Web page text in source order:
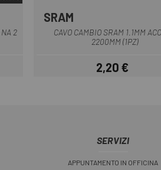
2
SRAM
CAVO CAMBIO SRAM 1.1MM
2200MM (1PZ)
Prezzo
2,20 €
SERVIZI
APPUNTAMENTO IN OFFICINA